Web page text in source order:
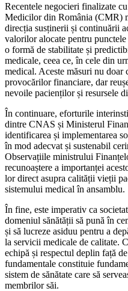
Recentele negocieri finalizate
Medicilor din România (CMR)
direcția susținerii și continuării
valorilor alocate pentru
o formă de stabilitate și
medicale, ceea ce, în cele din
medical. Aceste măsuri nu doar
provocărilor financiare, dar
nevoile pacienților și resursele
În continuare, eforturile
dintre CNAS și Ministerul
identificarea și implementarea
în mod adecvat și sustenabil
Observațiile ministrului
recunoaștere a importanței
lor direct asupra calității vieții
sistemului medical în ansamblu.
În fine, este imperativ ca
domeniul sănătății să pună în
și să lucreze asiduu pentru a
la servicii medicale de calitate.
echipă și respectul deplin față
fundamentale constituie
sistem de sănătate care să
membrilor săi.